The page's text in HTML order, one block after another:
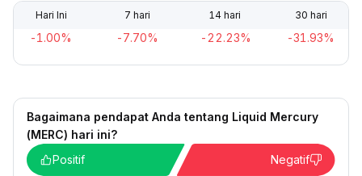
Hari Ini 7 hari 14 hari 30 hari
-1.00% -7.70% -22.23% -31.93%
Bagaimana pendapat Anda tentang Liquid Mercury
(MERC) hari ini?
Positif
Negatif